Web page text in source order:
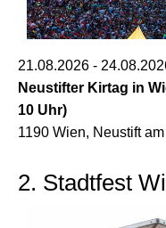
21.08.2026 -
Neustifter Kirtag in
10 Uhr)
1190 Wien, Neustift
2. Stadtfest